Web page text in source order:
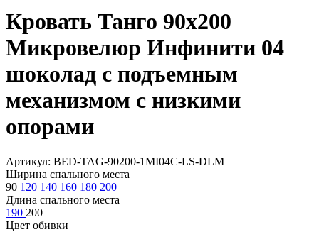
Кровать Танго 90х200
Микровелюр Инфинити 04
шоколад с подъемным
механизмом с низкими
опорами
Артикул: BED-TAG-90200-1MI04C-LS-DLM
Ширина спального места
90 120 140 160 180 200
Длина спального места
190 200
Цвет обивки